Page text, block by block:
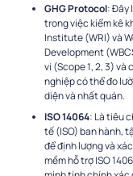
GHG Protocol: Đây
trong việc kiểm kê
Institute (WRI) và
Development
vi (Scope 1, 2, 3)
nghiệp có thể đo
diện và nhất quán.
ISO 14064: Là tiêu
tế (ISO) ban hành,
để định lượng và
mềm hỗ trợ ISO